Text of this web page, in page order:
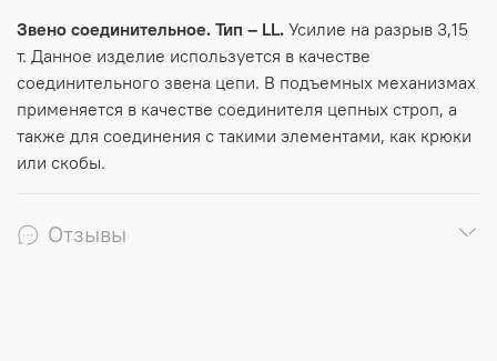
Звено соединительное. Тип – LL. Усилие на разрыв 3,15
т. Данное изделие используется в качестве
соединительного звена цепи. В подъемных механизмах
применяется в качестве соединителя цепных строп, а
также для соединения с такими элементами, как крюки
или скобы.
Отзывы